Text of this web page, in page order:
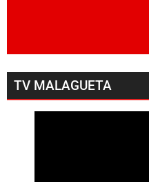
TV MALAGUETA